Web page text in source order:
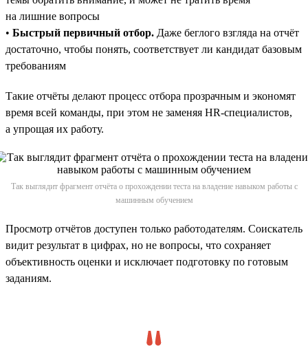
на лишние вопросы
• Быстрый первичный отбор. Даже беглого взгляда на отчёт
достаточно, чтобы понять, соответствует ли кандидат базовым
требованиям
Такие отчёты делают процесс отбора прозрачным и экономят
время всей команды, при этом не заменяя HR-специалистов,
а упрощая их работу.
Так выглядит фрагмент отчёта о прохождении теста на владение навыком работы с
машинным обучением
Просмотр отчётов доступен только работодателям. Соискатель
видит результат в цифрах, но не вопросы, что сохраняет
объективность оценки и исключает подготовку по готовым
заданиям.